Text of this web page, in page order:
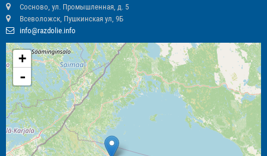
Сосново, ул. Промышленная, д. 5
Всеволожск, Пушкинская ул, 9Б
info@razdolie.info
+
-